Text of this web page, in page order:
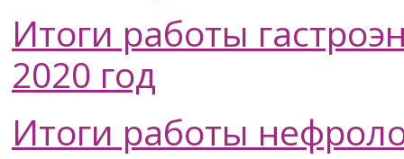
Итоги работы
2020 год
Итоги работы